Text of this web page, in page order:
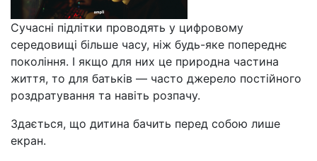
Сучасні підлітки проводять у цифровому
середовищі більше часу, ніж будь-яке попереднє
покоління. І якщо для них це природна частина
життя, то для батьків — часто джерело постійного
роздратування та навіть розпачу.
Здається, що дитина бачить перед собою лише
екран.